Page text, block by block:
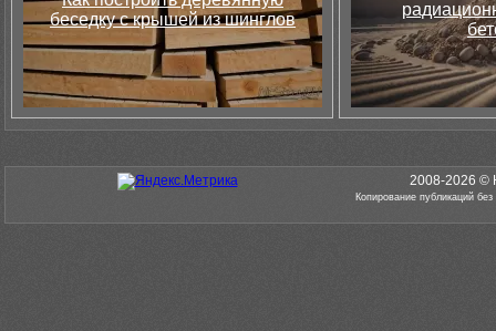
беседку с крышей из шинглов
2008-2026 ©
Копирование публикаций